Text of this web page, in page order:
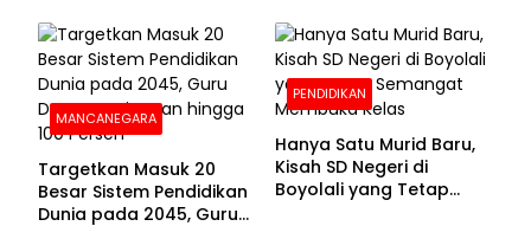
Sekolah
MANCANEGARA
Targetkan Masuk 20
Besar Sistem Pendidikan
Dunia pada 2045, Guru
PENDIDIKAN
Hanya Satu Murid Baru,
Kisah SD Negeri di
Boyolali yang Tetap